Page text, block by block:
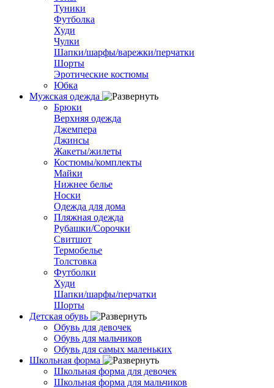
Туники
Футболка
Худи
Чулки
Шапки/шарфы/варежки/перчатки
Шорты
Эротические костюмы
Юбка
Мужская одежда
Брюки
Верхняя одежда
Джемпера
Джинсы
Жакеты/жилеты
Костюмы/комплекты
Майки
Нижнее белье
Носки
Одежда для дома
Пляжная одежда
Рубашки/Сорочки
Свитшот
Термобелье
Толстовка
Футболки
Худи
Шапки/шарфы/перчатки
Шорты
Детская обувь
Обувь для девочек
Обувь для мальчиков
Обувь для самых маленьких
Школьная форма
Школьная форма для девочек
Школьная форма для мальчиков